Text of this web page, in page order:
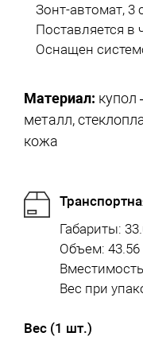
Зонт-автомат, 3
Поставляется в
Оснащен
Материал:
металл,
кожа
Габариты:
Объем: 43.56
Вес при
Вес (1 шт.)